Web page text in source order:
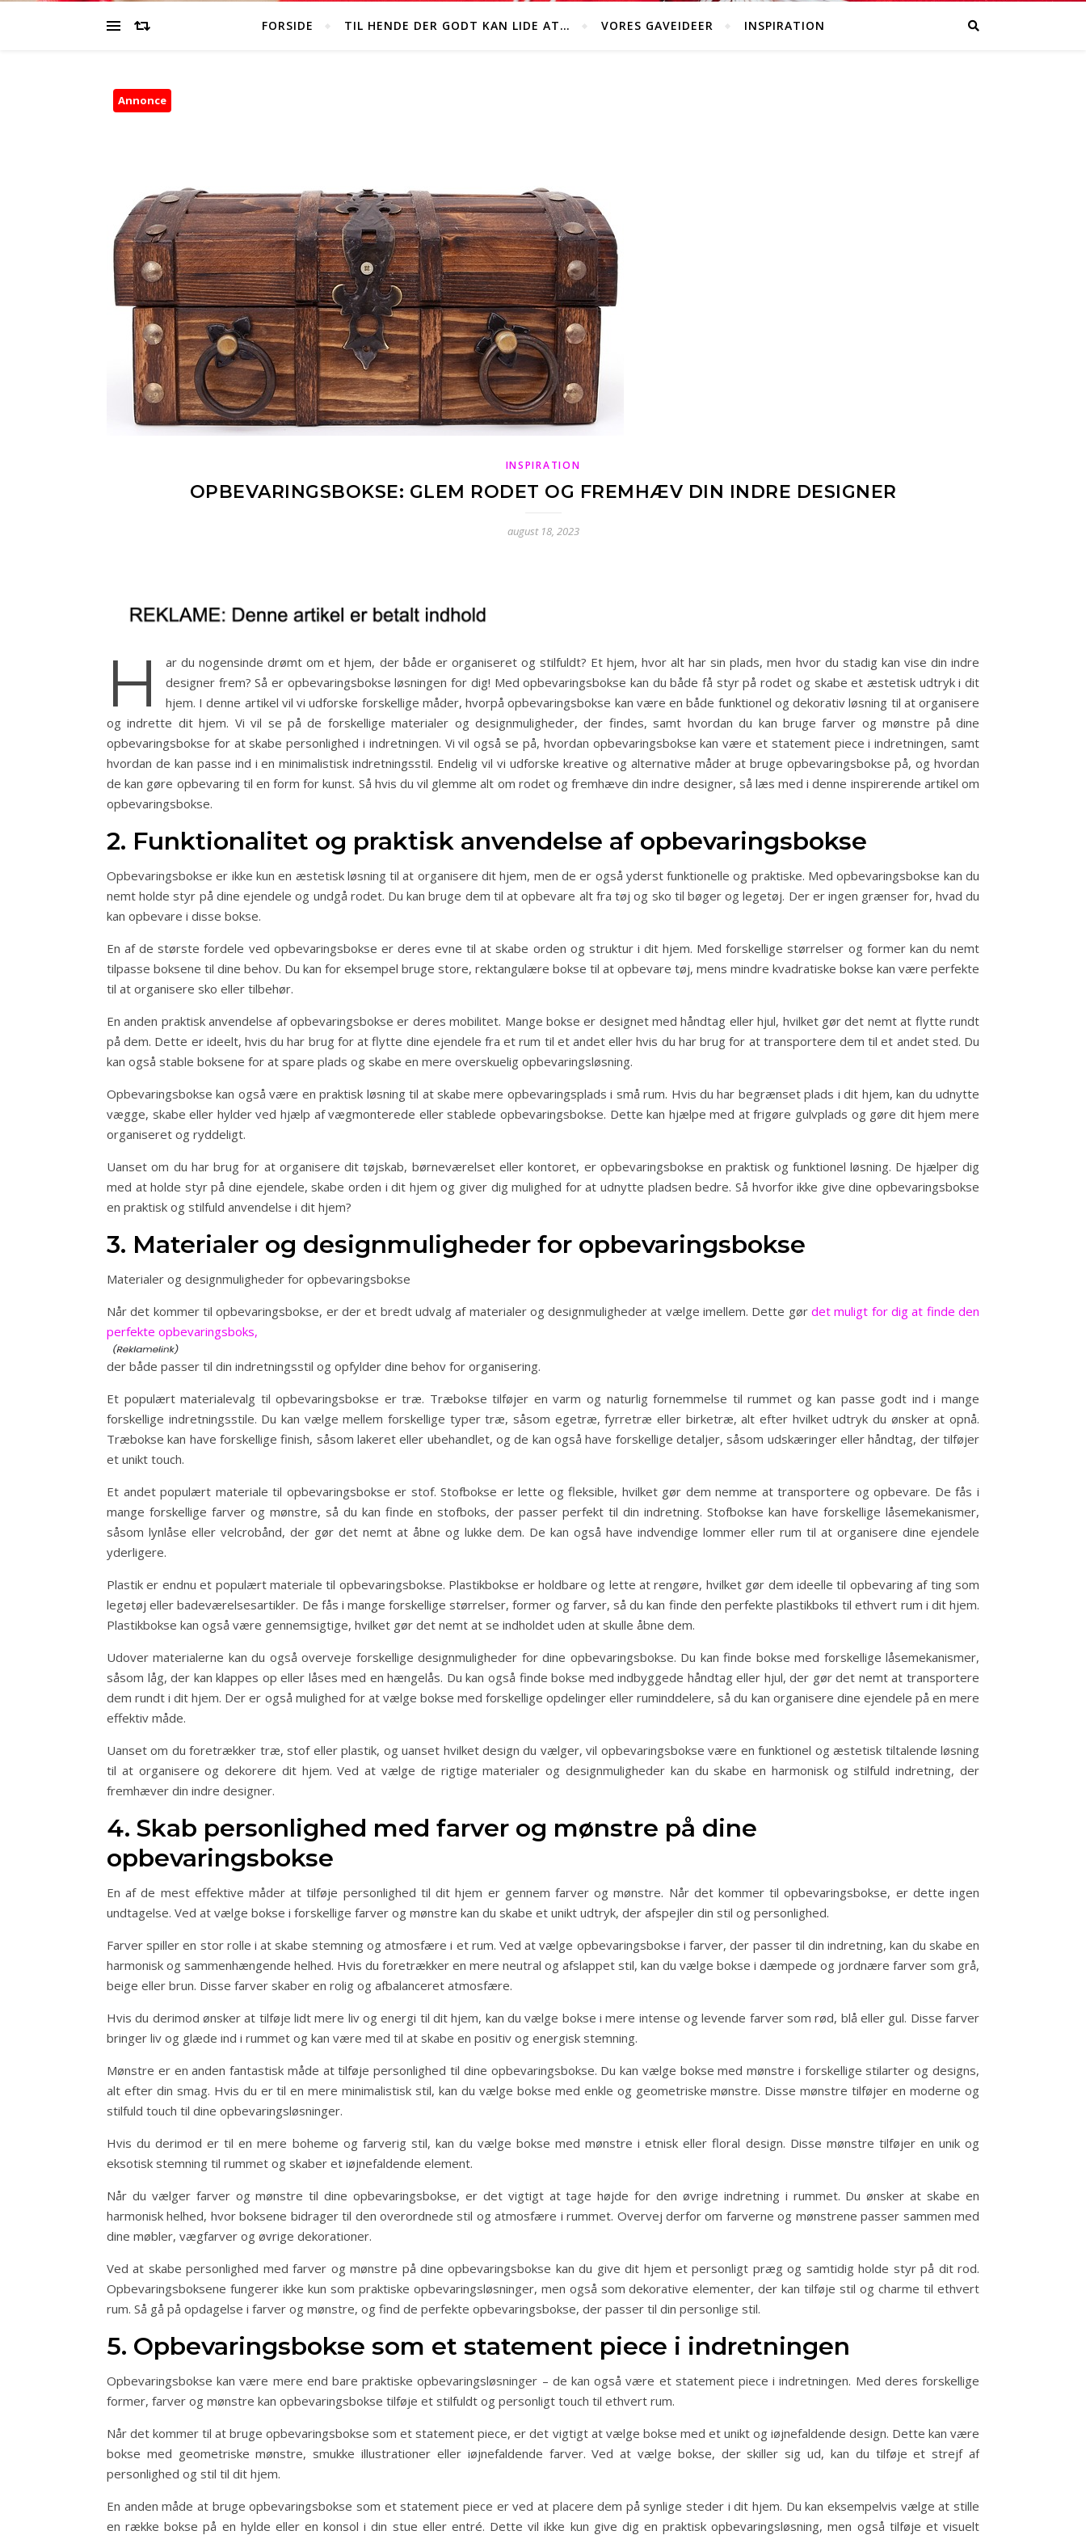
FORSIDE TIL HENDE DER GODT KAN LIDE AT… VORES GAVEIDEER INSPIRATION
Annonce
INSPIRATION
OPBEVARINGSBOKSE: GLEM RODET OG FREMHÆV DIN INDRE DESIGNER
august 18, 2023
H
ar du nogensinde drømt om et hjem, der både er organiseret og stilfuldt? Et hjem, hvor alt har sin plads, men hvor du stadig kan vise din indre
designer frem? Så er opbevaringsbokse løsningen for dig! Med opbevaringsbokse kan du både få styr på rodet og skabe et æstetisk udtryk i dit
hjem. I denne artikel vil vi udforske forskellige måder, hvorpå opbevaringsbokse kan være en både funktionel og dekorativ løsning til at organisere
og indrette dit hjem. Vi vil se på de forskellige materialer og designmuligheder, der findes, samt hvordan du kan bruge farver og mønstre på dine
opbevaringsbokse for at skabe personlighed i indretningen. Vi vil også se på, hvordan opbevaringsbokse kan være et statement piece i indretningen, samt
hvordan de kan passe ind i en minimalistisk indretningsstil. Endelig vil vi udforske kreative og alternative måder at bruge opbevaringsbokse på, og hvordan
de kan gøre opbevaring til en form for kunst. Så hvis du vil glemme alt om rodet og fremhæve din indre designer, så læs med i denne inspirerende artikel om
opbevaringsbokse.
2. Funktionalitet og praktisk anvendelse af opbevaringsbokse
Opbevaringsbokse er ikke kun en æstetisk løsning til at organisere dit hjem, men de er også yderst funktionelle og praktiske. Med opbevaringsbokse kan du
nemt holde styr på dine ejendele og undgå rodet. Du kan bruge dem til at opbevare alt fra tøj og sko til bøger og legetøj. Der er ingen grænser for, hvad du
kan opbevare i disse bokse.
En af de største fordele ved opbevaringsbokse er deres evne til at skabe orden og struktur i dit hjem. Med forskellige størrelser og former kan du nemt
tilpasse boksene til dine behov. Du kan for eksempel bruge store, rektangulære bokse til at opbevare tøj, mens mindre kvadratiske bokse kan være perfekte
til at organisere sko eller tilbehør.
En anden praktisk anvendelse af opbevaringsbokse er deres mobilitet. Mange bokse er designet med håndtag eller hjul, hvilket gør det nemt at flytte rundt
på dem. Dette er ideelt, hvis du har brug for at flytte dine ejendele fra et rum til et andet eller hvis du har brug for at transportere dem til et andet sted. Du
kan også stable boksene for at spare plads og skabe en mere overskuelig opbevaringsløsning.
Opbevaringsbokse kan også være en praktisk løsning til at skabe mere opbevaringsplads i små rum. Hvis du har begrænset plads i dit hjem, kan du udnytte
vægge, skabe eller hylder ved hjælp af vægmonterede eller stablede opbevaringsbokse. Dette kan hjælpe med at frigøre gulvplads og gøre dit hjem mere
organiseret og ryddeligt.
Uanset om du har brug for at organisere dit tøjskab, børneværelset eller kontoret, er opbevaringsbokse en praktisk og funktionel løsning. De hjælper dig
med at holde styr på dine ejendele, skabe orden i dit hjem og giver dig mulighed for at udnytte pladsen bedre. Så hvorfor ikke give dine opbevaringsbokse
en praktisk og stilfuld anvendelse i dit hjem?
3. Materialer og designmuligheder for opbevaringsbokse
Materialer og designmuligheder for opbevaringsbokse
Når det kommer til opbevaringsbokse, er der et bredt udvalg af materialer og designmuligheder at vælge imellem. Dette gørdet muligt for dig at finde den
perfekte opbevaringsboks,
der både passer til din indretningsstil og opfylder dine behov for organisering.
Et populært materialevalg til opbevaringsbokse er træ. Træbokse tilføjer en varm og naturlig fornemmelse til rummet og kan passe godt ind i mange
forskellige indretningsstile. Du kan vælge mellem forskellige typer træ, såsom egetræ, fyrretræ eller birketræ, alt efter hvilket udtryk du ønsker at opnå.
Træbokse kan have forskellige finish, såsom lakeret eller ubehandlet, og de kan også have forskellige detaljer, såsom udskæringer eller håndtag, der tilføjer
et unikt touch.
Et andet populært materiale til opbevaringsbokse er stof. Stofbokse er lette og fleksible, hvilket gør dem nemme at transportere og opbevare. De fås i
mange forskellige farver og mønstre, så du kan finde en stofboks, der passer perfekt til din indretning. Stofbokse kan have forskellige låsemekanismer,
såsom lynlåse eller velcrobånd, der gør det nemt at åbne og lukke dem. De kan også have indvendige lommer eller rum til at organisere dine ejendele
yderligere.
Plastik er endnu et populært materiale til opbevaringsbokse. Plastikbokse er holdbare og lette at rengøre, hvilket gør dem ideelle til opbevaring af ting som
legetøj eller badeværelsesartikler. De fås i mange forskellige størrelser, former og farver, så du kan finde den perfekte plastikboks til ethvert rum i dit hjem.
Plastikbokse kan også være gennemsigtige, hvilket gør det nemt at se indholdet uden at skulle åbne dem.
Udover materialerne kan du også overveje forskellige designmuligheder for dine opbevaringsbokse. Du kan finde bokse med forskellige låsemekanismer,
såsom låg, der kan klappes op eller låses med en hængelås. Du kan også finde bokse med indbyggede håndtag eller hjul, der gør det nemt at transportere
dem rundt i dit hjem. Der er også mulighed for at vælge bokse med forskellige opdelinger eller ruminddelere, så du kan organisere dine ejendele på en mere
effektiv måde.
Uanset om du foretrækker træ, stof eller plastik, og uanset hvilket design du vælger, vil opbevaringsbokse være en funktionel og æstetisk tiltalende løsning
til at organisere og dekorere dit hjem. Ved at vælge de rigtige materialer og designmuligheder kan du skabe en harmonisk og stilfuld indretning, der
fremhæver din indre designer.
4. Skab personlighed med farver og mønstre på dine
opbevaringsbokse
En af de mest effektive måder at tilføje personlighed til dit hjem er gennem farver og mønstre. Når det kommer til opbevaringsbokse, er dette ingen
undtagelse. Ved at vælge bokse i forskellige farver og mønstre kan du skabe et unikt udtryk, der afspejler din stil og personlighed.
Farver spiller en stor rolle i at skabe stemning og atmosfære i et rum. Ved at vælge opbevaringsbokse i farver, der passer til din indretning, kan du skabe en
harmonisk og sammenhængende helhed. Hvis du foretrækker en mere neutral og afslappet stil, kan du vælge bokse i dæmpede og jordnære farver som grå,
beige eller brun. Disse farver skaber en rolig og afbalanceret atmosfære.
Hvis du derimod ønsker at tilføje lidt mere liv og energi til dit hjem, kan du vælge bokse i mere intense og levende farver som rød, blå eller gul. Disse farver
bringer liv og glæde ind i rummet og kan være med til at skabe en positiv og energisk stemning.
Mønstre er en anden fantastisk måde at tilføje personlighed til dine opbevaringsbokse. Du kan vælge bokse med mønstre i forskellige stilarter og designs,
alt efter din smag. Hvis du er til en mere minimalistisk stil, kan du vælge bokse med enkle og geometriske mønstre. Disse mønstre tilføjer en moderne og
stilfuld touch til dine opbevaringsløsninger.
Hvis du derimod er til en mere boheme og farverig stil, kan du vælge bokse med mønstre i etnisk eller floral design. Disse mønstre tilføjer en unik og
eksotisk stemning til rummet og skaber et iøjnefaldende element.
Når du vælger farver og mønstre til dine opbevaringsbokse, er det vigtigt at tage højde for den øvrige indretning i rummet. Du ønsker at skabe en
harmonisk helhed, hvor boksene bidrager til den overordnede stil og atmosfære i rummet. Overvej derfor om farverne og mønstrene passer sammen med
dine møbler, vægfarver og øvrige dekorationer.
Ved at skabe personlighed med farver og mønstre på dine opbevaringsbokse kan du give dit hjem et personligt præg og samtidig holde styr på dit rod.
Opbevaringsboksene fungerer ikke kun som praktiske opbevaringsløsninger, men også som dekorative elementer, der kan tilføje stil og charme til ethvert
rum. Så gå på opdagelse i farver og mønstre, og find de perfekte opbevaringsbokse, der passer til din personlige stil.
5. Opbevaringsbokse som et statement piece i indretningen
Opbevaringsbokse kan være mere end bare praktiske opbevaringsløsninger – de kan også være et statement piece i indretningen. Med deres forskellige
former, farver og mønstre kan opbevaringsbokse tilføje et stilfuldt og personligt touch til ethvert rum.
Når det kommer til at bruge opbevaringsbokse som et statement piece, er det vigtigt at vælge bokse med et unikt og iøjnefaldende design. Dette kan være
bokse med geometriske mønstre, smukke illustrationer eller iøjnefaldende farver. Ved at vælge bokse, der skiller sig ud, kan du tilføje et strejf af
personlighed og stil til dit hjem.
En anden måde at bruge opbevaringsbokse som et statement piece er ved at placere dem på synlige steder i dit hjem. Du kan eksempelvis vælge at stille
en række bokse på en hylde eller en konsol i din stue eller entré. Dette vil ikke kun give dig en praktisk opbevaringsløsning, men også tilføje et visuelt